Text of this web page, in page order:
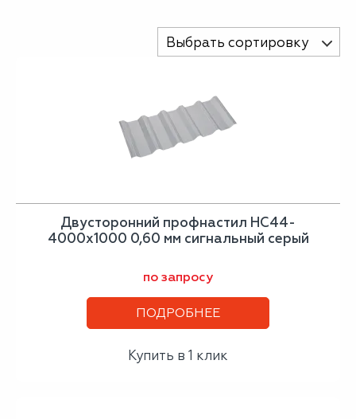
Выбрать сортировку
Двусторонний профнастил НС44-
4000х1000 0,60 мм сигнальный серый
по запросу
ПОДРОБНЕЕ
Купить в 1 клик